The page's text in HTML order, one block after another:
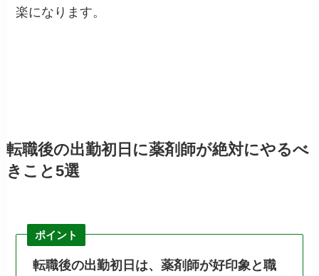
楽になります。
転職後の出勤初日に薬剤師が絶対にやるべ
きこと5選
ポイント
転職後の出勤初日は、薬剤師が好印象と職